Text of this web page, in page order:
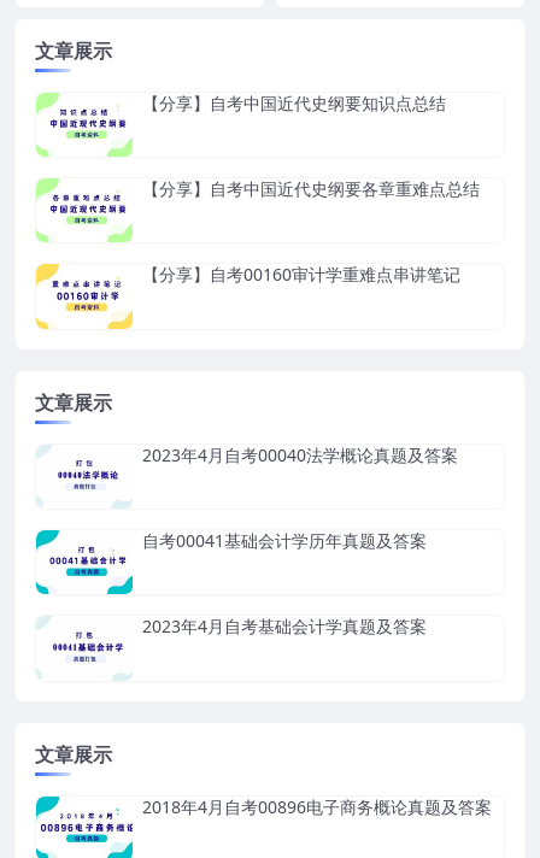
文章展示
【分享】自考中国近代史纲要知识点总结
【分享】自考中国近代史纲要各章重难点总结
【分享】自考00160审计学重难点串讲笔记
文章展示
2023年4月自考00040法学概论真题及答案
自考00041基础会计学历年真题及答案
2023年4月自考基础会计学真题及答案
文章展示
2018年4月自考00896电子商务概论真题及答案